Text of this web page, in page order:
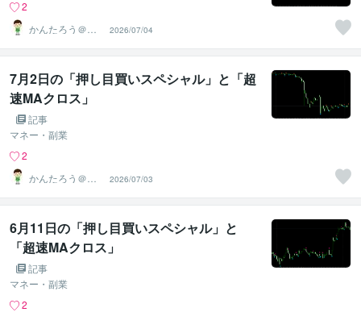
2
かんたろう＠か
んたんFX
2026/07/04
7月2日の「押し目買いスペシャル」と「超
速MAクロス」
記事
マネー・副業
2
かんたろう＠か
んたんFX
2026/07/03
6月11日の「押し目買いスペシャル」と
「超速MAクロス」
記事
マネー・副業
2